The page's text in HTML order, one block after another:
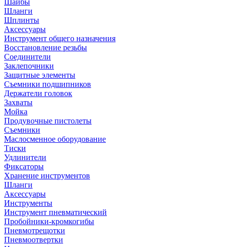
Шайбы
Шланги
Шплинты
Аксессуары
Инструмент общего назначения
Восстановление резьбы
Соединители
Заклепочники
Защитные элементы
Съемники подшипников
Держатели головок
Захваты
Мойка
Продувочные пистолеты
Съемники
Маслосменное оборудование
Тиски
Удлинители
Фиксаторы
Хранение инструментов
Шланги
Аксессуары
Инструменты
Инструмент пневматический
Пробойники-кромкогибы
Пневмотрещотки
Пневмоотвертки